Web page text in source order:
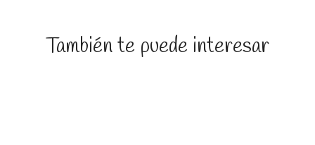
También te puede interesar